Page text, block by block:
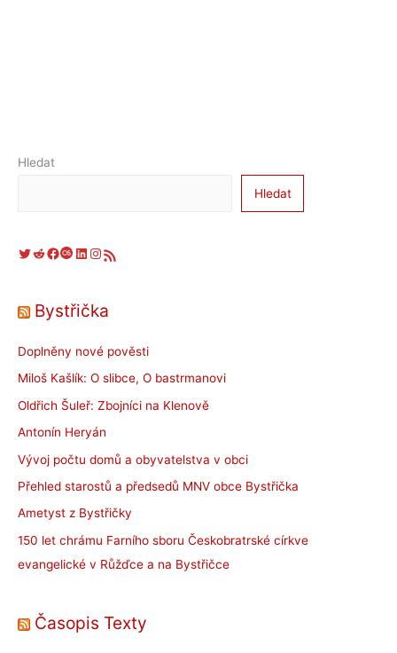
Hledat
Hledat
Twitter Reddit Facebook Last.fm LinkedIn Instagram RSS zdroj
Bystřička
Doplněny nové pověsti
Miloš Kašlík: O slibce, O bastrmanovi
Oldřich Šuleř: Zbojníci na Klenově
Antonín Heryán
Vývoj počtu domů a obyvatelstva v obci
Přehled starostů a předsedů MNV obce Bystřička
Ametyst z Bystřičky
150 let chrámu Farního sboru Českobratrské církve
evangelické v Růžďce a na Bystřičce
Časopis Texty